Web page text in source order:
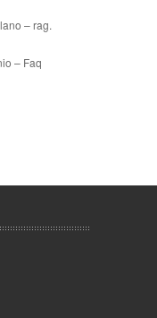
– rag.
– Faq